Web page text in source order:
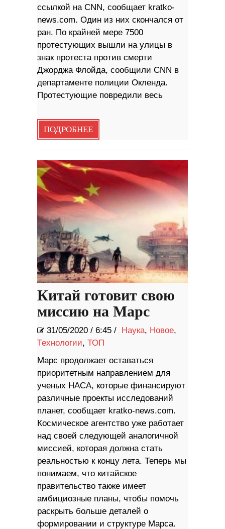
ссылкой на CNN, сообщает kratko-
news.com. Один из них скончался от
ран. По крайней мере 7500
протестующих вышли на улицы в
знак протеста против смерти
Джорджа Флойда, сообщили CNN в
департаменте полиции Окленда.
Протестующие повредили весь
ПОДРОБНЕЕ
Китай готовит свою
миссию на Марс
31/05/2020 / 6:45 / Наука, Новое,
Технологии, ТОП
Марс продолжает оставаться
приоритетным направлением для
ученых НАСА, которые финансируют
различные проекты исследований
планет, сообщает kratko-news.com.
Космическое агентство уже работает
над своей следующей аналогичной
миссией, которая должна стать
реальностью к концу лета. Теперь мы
понимаем, что китайское
правительство также имеет
амбициозные планы, чтобы помочь
раскрыть больше деталей о
формировании и структуре Марса.